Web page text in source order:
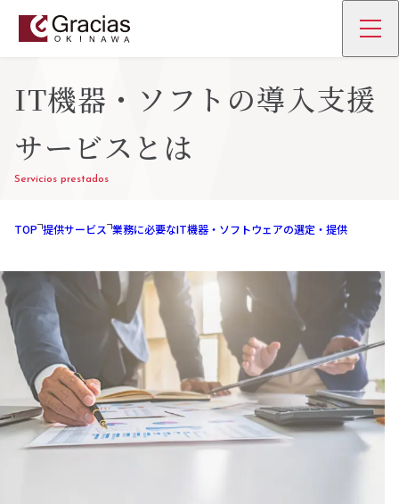
IT機器・ソフトの導入支援
サービスとは
Servicios prestados
TOP 提供サービス 業務に必要なIT機器・ソフトウェアの選定・提供